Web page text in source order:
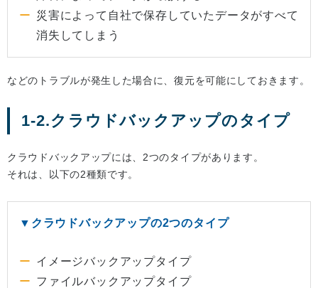
災害によって自社で保存していたデータがすべて
消失してしまう
などのトラブルが発生した場合に、復元を可能にしておきます。
1-2.クラウドバックアップのタイプ
クラウドバックアップには、2つのタイプがあります。
それは、以下の2種類です。
▼クラウドバックアップの2つのタイプ
イメージバックアップタイプ
ファイルバックアップタイプ